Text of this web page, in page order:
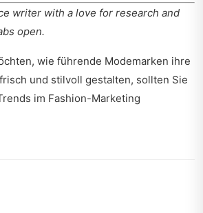
writer with a love for research and
open.
wie führende Modemarken ihre
und stilvoll gestalten, sollten Sie
im Fashion-Marketing